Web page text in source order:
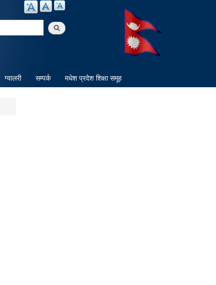
ग्यालरी सम्पर्क मधेश प्रदेश शिक्षा समूह